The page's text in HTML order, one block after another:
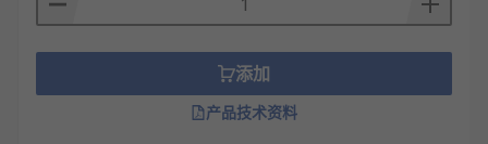
网络耦合器的应用
可以互联或跳线性连接，起到连接器的作用
可以起到延长线的功能，扩大传输范围
添加
产品技术资料